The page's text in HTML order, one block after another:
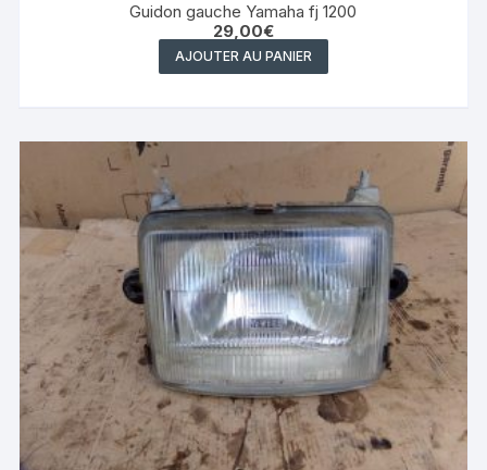
Guidon gauche Yamaha fj 1200
29,00€
AJOUTER AU PANIER